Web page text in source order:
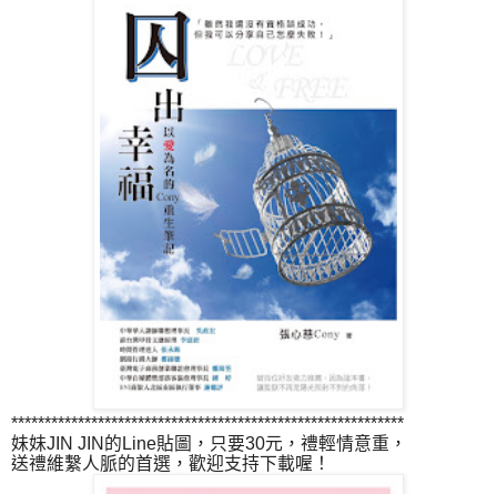
***********************************************************
妹妹JIN JIN的Line貼圖，只要30元，禮輕情意重，
送禮維繫人脈的首選，歡迎支持下載喔！